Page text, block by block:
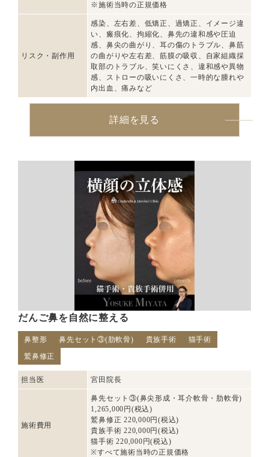
※施術当時の正規価格
リスク・副作用
感染、左右差、低矯正、過矯正、イメージ違
い、瘢痕化、拘縮化、鼻先の違和感や圧迫
感、鼻尖の曲がり、耳の傷のトラブル、鼻筋
の曲がりや左右差、筋膜の吸収、自家組織採
取部のトラブル、笑いにくさ、違和感や異物
感、ストローの吸いにくさ、一時的な腫れや
内出血、痛みなど
詳細を見る
だんご鼻を自然に整える
鼻整形 鼻先セット③(肋軟骨) 貴族手術
猫手術
鷲鼻修正
担当医 宮田院長
施術費用
鼻先セット③(鼻尖形成・耳介軟骨・肋軟骨)
1,265,000円(税込)
鷲鼻修正 220,000円(税込)
貴族手術 220,000円(税込)
猫手術 220,000円(税込)
※すべて施術当時の正規価格